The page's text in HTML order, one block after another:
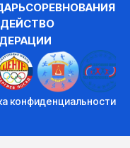
СОРЕВНОВАНИЯ
конфиденциальности